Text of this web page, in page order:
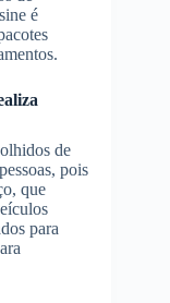
é
de
pois
que
para